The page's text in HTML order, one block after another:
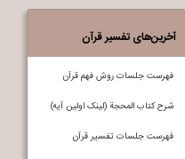
آخرین‌های تفسیر قرآن
فهرست جلسات روش فهم قرآن
شرح کتاب المحجة (لینک اولین آیه)
فهرست جلسات تفسير قرآن